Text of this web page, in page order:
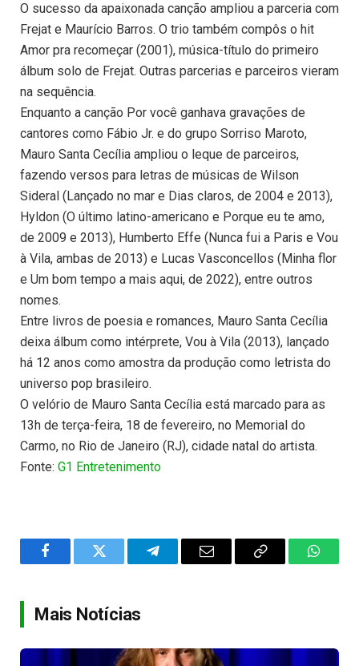
O sucesso da apaixonada canção ampliou a parceria com
Frejat e Maurício Barros. O trio também compôs o hit
Amor pra recomeçar (2001), música-título do primeiro
álbum solo de Frejat. Outras parcerias e parceiros vieram
na sequência.
Enquanto a canção Por você ganhava gravações de
cantores como Fábio Jr. e do grupo Sorriso Maroto,
Mauro Santa Cecília ampliou o leque de parceiros,
fazendo versos para letras de músicas de Wilson
Sideral (Lançado no mar e Dias claros, de 2004 e 2013),
Hyldon (O último latino-americano e Porque eu te amo,
de 2009 e 2013), Humberto Effe (Nunca fui a Paris e Vou
à Vila, ambas de 2013) e Lucas Vasconcellos (Minha flor
e Um bom tempo a mais aqui, de 2022), entre outros
nomes.
Entre livros de poesia e romances, Mauro Santa Cecília
deixa álbum como intérprete, Vou à Vila (2013), lançado
há 12 anos como amostra da produção como letrista do
universo pop brasileiro.
O velório de Mauro Santa Cecília está marcado para as
13h de terça-feira, 18 de fevereiro, no Memorial do
Carmo, no Rio de Janeiro (RJ), cidade natal do artista.
Fonte: G1 Entretenimento
FacebookTwitter TelegramEmail
Copy
Mais Notícias